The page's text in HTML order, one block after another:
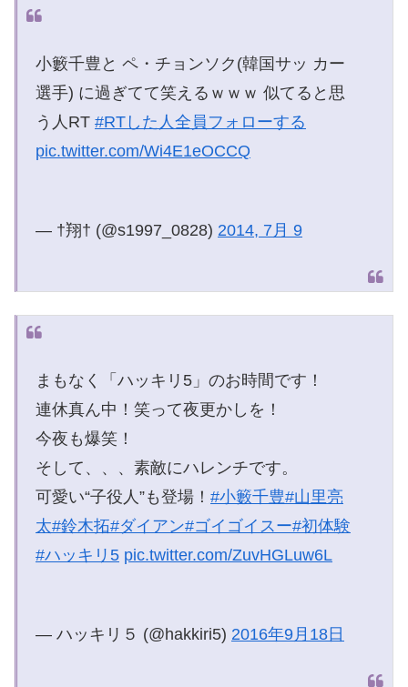
小籔千豊と ペ・チョンソク(韓国サッ カー
選手) に過ぎてて笑えるｗｗｗ 似てると思
う人RT #RTした人全員フォローする
pic.twitter.com/Wi4E1eOCCQ
— †翔† (@s1997_0828) 2014, 7月 9
まもなく「ハッキリ5」のお時間です！
連休真ん中！笑って夜更かしを！
今夜も爆笑！
そして、、、素敵にハレンチです。
可愛い“子役人”も登場！ #小籔千豊#山里亮
太#鈴木拓#ダイアン#ゴイゴイスー#初体験
#ハッキリ5 pic.twitter.com/ZuvHGLuw6L
— ハッキリ５ (@hakkiri5) 2016年9月18日